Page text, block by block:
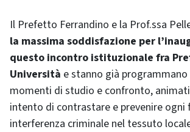
Il Prefetto Ferrandino e la Prof.ssa
la massima soddisfazione per
questo incontro istituzionale fra
Università e stanno già
momenti di studio e confronto,
intento di contrastare e prevenire ogni
interferenza criminale nel tessuto